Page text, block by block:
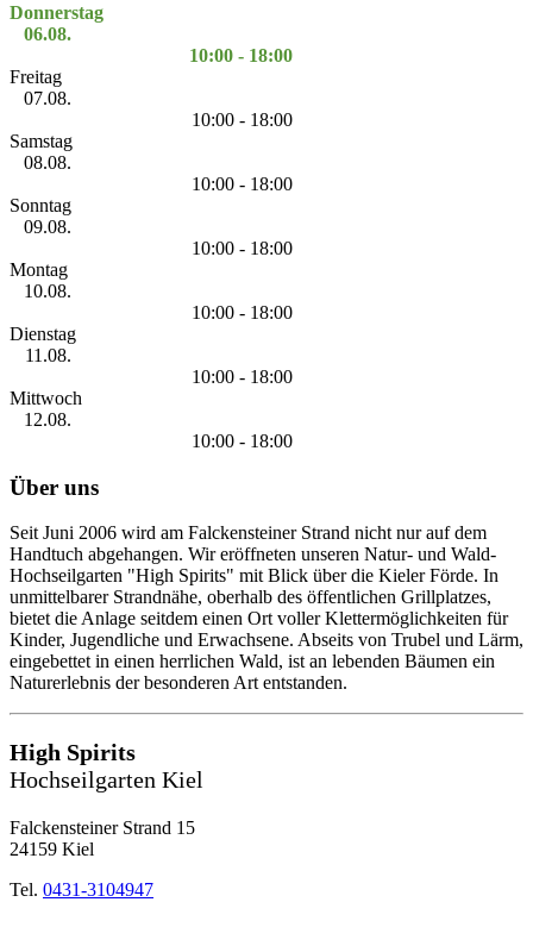
Donnerstag
06.08.
10:00 - 18:00
Freitag
07.08.
10:00 - 18:00
Samstag
08.08.
10:00 - 18:00
Sonntag
09.08.
10:00 - 18:00
Montag
10.08.
10:00 - 18:00
Dienstag
11.08.
10:00 - 18:00
Mittwoch
12.08.
10:00 - 18:00
Über uns
Seit Juni 2006 wird am Falckensteiner Strand nicht nur auf dem
Handtuch abgehangen. Wir eröffneten unseren Natur- und Wald-
Hochseilgarten "High Spirits" mit Blick über die Kieler Förde. In
unmittelbarer Strandnähe, oberhalb des öffentlichen Grillplatzes,
bietet die Anlage seitdem einen Ort voller Klettermöglichkeiten für
Kinder, Jugendliche und Erwachsene. Abseits von Trubel und Lärm,
eingebettet in einen herrlichen Wald, ist an lebenden Bäumen ein
Naturerlebnis der besonderen Art entstanden.
High Spirits
Hochseilgarten Kiel
Falckensteiner Strand 15
24159 Kiel
Tel. 0431-3104947